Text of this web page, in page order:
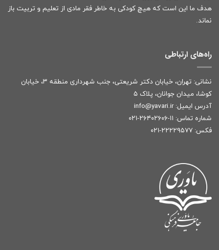
هدف ما این است که هیچ کودکی به خاطر فقر مادی از تعلیم و تربیت باز
نماند.
راه‌های ارتباطی
نشانی: تهران، خیابان دکتر شریعتی، جنب شهرداری منطقه ۳، خیابان
کوشا، میدان جوانان، پلاک ۵
آدرس ایمیل: info@yavari.ir
شماره تماس: ۱۱-۲۶۴۰۲۶۰۶-۰۲۱
فکس: ۲۲۲۲۹۵۷۷-۰۲۱